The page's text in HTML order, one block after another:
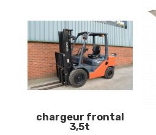
chargeur frontal
3,5t